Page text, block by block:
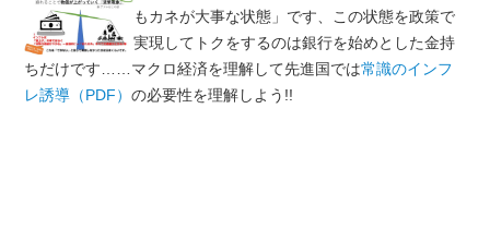
もカネが大事な状態」です、この状態を政策で
実現してトクをするのは銀行を始めとした金持
ちだけです……マクロ経済を理解して先進国では常識のインフ
レ誘導（PDF） の必要性を理解しよう!!